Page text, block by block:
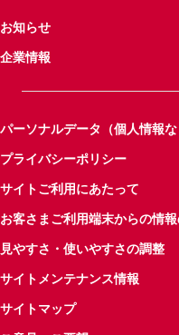
お知らせ
企業情報
パーソナルデータ（個人情報
プライバシーポリシー
サイトご利用にあたって
お客さまご利用端末からの情
見やすさ・使いやすさの調整
サイトメンテナンス情報
サイトマップ